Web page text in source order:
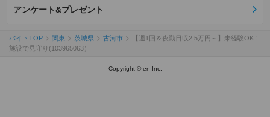
アンケート&プレゼント
バイトTOP 関東 茨城県 古河市
【週1回＆夜勤日収2.5万円～】未経験OK！
施設で見守り(103965063）
Copyright © en Inc.